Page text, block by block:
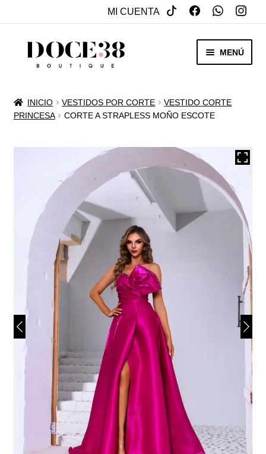
MI CUENTA
SALTAR
MENÚ
VENTA
REBAJAS
VESTIDOS DE NOVIA
OTROS
MENÚ
HIJO
ACCESORIOS
INICIO VESTIDOS POR CORTE
VESTIDO CORTE
PRINCESA
CORTE A STRAPLESS MOÑO ESCOTE